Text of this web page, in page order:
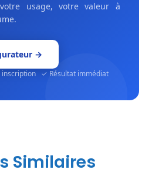
usage, votre valeur à
→
✓ Résultat immédiat
Similaires